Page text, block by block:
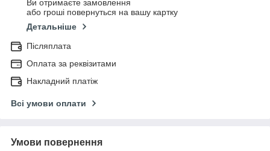
Ви отримаєте замовлення
або гроші повернуться на вашу картку
Детальніше
Післяплата
Оплата за реквізитами
Накладний платіж
Всі умови оплати
Умови повернення